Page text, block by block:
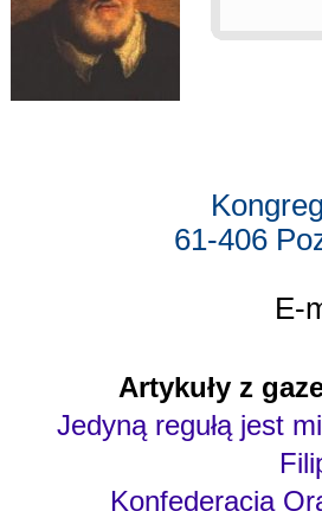
61-406
E-
Artykuły z
Jedyną regułą jest
Konfederacja